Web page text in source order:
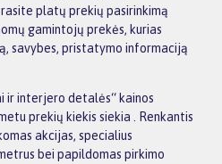
platų prekių pasirinkimą
gamintojų prekės, kurias
savybes, pristatymo informaciją
ir interjero detalės“ kainos
prekių kiekis siekia . Renkantis
akcijas, specialius
bei papildomas pirkimo